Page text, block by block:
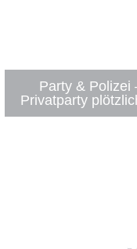
Party & Polizei
Privatparty